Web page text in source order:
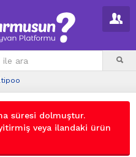
süresi dolmuştur.
veya ilandaki ürün